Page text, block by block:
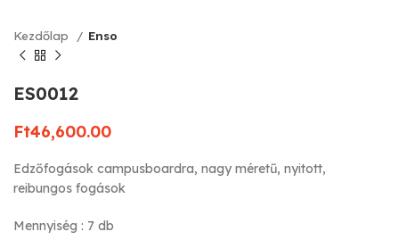
Kezdőlap Enso
ES0012
Ft46,600.00
Edzőfogások campusboardra, nagy méretű, nyitott,
reibungos fogások
Mennyiség : 7 db